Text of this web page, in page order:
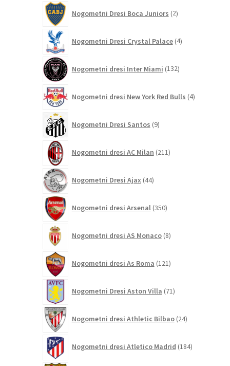
Nogometni Dresi Boca Juniors 2izdelka
Nogometni Dresi Crystal Palace 4izdelki
Nogometni dresi Inter Miami 132izdelkov
Nogometni dresi New York Red Bulls 4izdelki
Nogometni Dresi Santos 9izdelkov
Nogometni dresi AC Milan 211izdelkov
Nogometni Dresi Ajax 44izdelkov
Nogometni dresi Arsenal 350izdelkov
Nogometni dresi AS Monaco 8izdelkov
Nogometni dresi As Roma 121izdelkov
Nogometni Dresi Aston Villa 71izdelkov
Nogometni dresi Athletic Bilbao 24izdelkov
Nogometni dresi Atletico Madrid 184izdelkov